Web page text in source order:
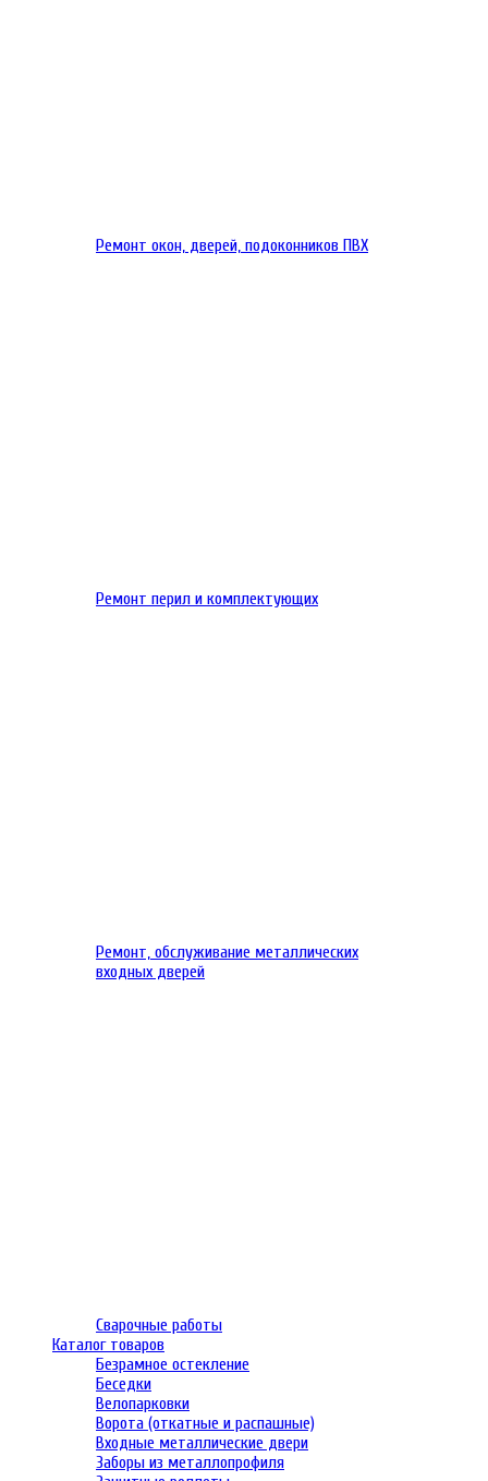
Ремонт окон, дверей, подоконников ПВХ
Ремонт перил и комплектующих
Ремонт, обслуживание металлических
входных дверей
Сварочные работы
Каталог товаров
Безрамное остекление
Беседки
Велопарковки
Ворота (откатные и распашные)
Входные металлические двери
Заборы из металлопрофиля